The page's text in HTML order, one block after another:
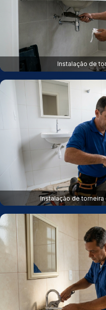
Instalação de
Instalação de torneira